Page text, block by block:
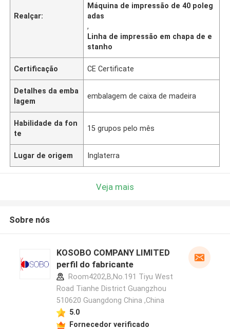
Realçar:
Máquina de impressão de 40 poleg
adas
,
Linha de impressão em chapa de e
stanho
Certificação CE Certificate
Detalhes da emba
lagem
embalagem de caixa de madeira
Habilidade da fon
te
15 grupos pelo mês
Lugar de origem Inglaterra
Veja mais
Sobre nós
KOSOBO COMPANY LIMITED
perfil do fabricante
Room4202,B,No.191 Tiyu West
Road Tianhe District Guangzhou
510620 Guangdong China ,China
5.0
Fornecedor verificado